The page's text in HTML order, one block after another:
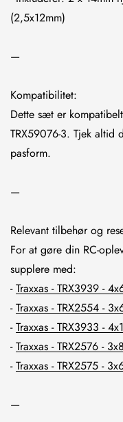
(2,5x12mm)
—
Kompatibilitet:
Dette sæt er
TRX59076-3. Tjek altid
pasform.
—
Relevant tilbehør og
For at gøre din RC-
supplere med:
-Traxxas - TRX3939 -
-Traxxas - TRX2554 -
-Traxxas - TRX3933 -
-Traxxas - TRX2576 -
-Traxxas - TRX2575 -
—
Are you